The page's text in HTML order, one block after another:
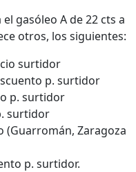
gasóleo A de 22 cts a
otros, los siguientes:
surtidor
p. surtidor
p. surtidor
surtidor
(Guarromán, Zaragoza
p. surtidor.